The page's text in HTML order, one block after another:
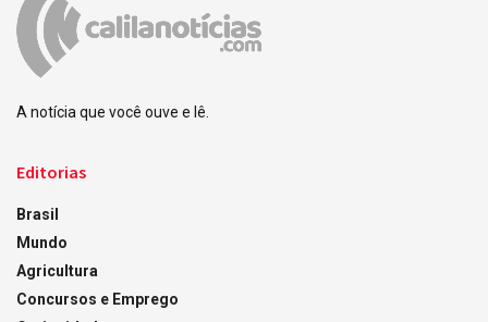
A notícia que você ouve e lê.
Editorias
Brasil
Mundo
Agricultura
Concursos e Emprego